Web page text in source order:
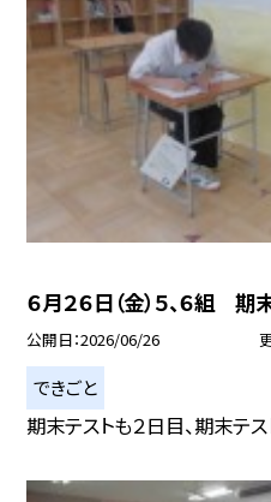
６月２６日（金）５、６組 期
公開日 2026/06/26
できごと
期末テストも２日目、期末テ